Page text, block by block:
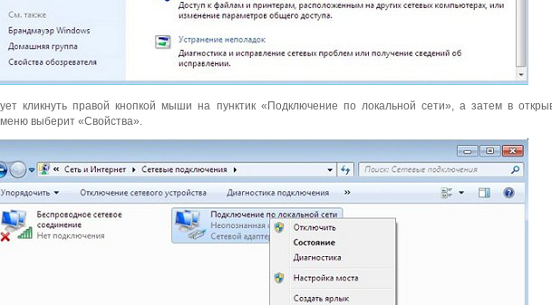
кликнуть правой кнопкой мыши на пунктик «Подключение по локальной сети», а затем в
выберит «Свойства».